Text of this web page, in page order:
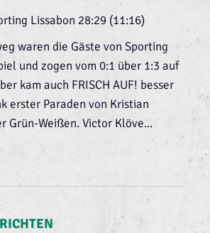
Lissabon 28:29 (11:16)
waren die Gäste von Sporting
und zogen vom 0:1 über 1:3 auf
kam auch FRISCH AUF! besser
erster Paraden von Kristian
Grün-Weißen. Victor Klöve...